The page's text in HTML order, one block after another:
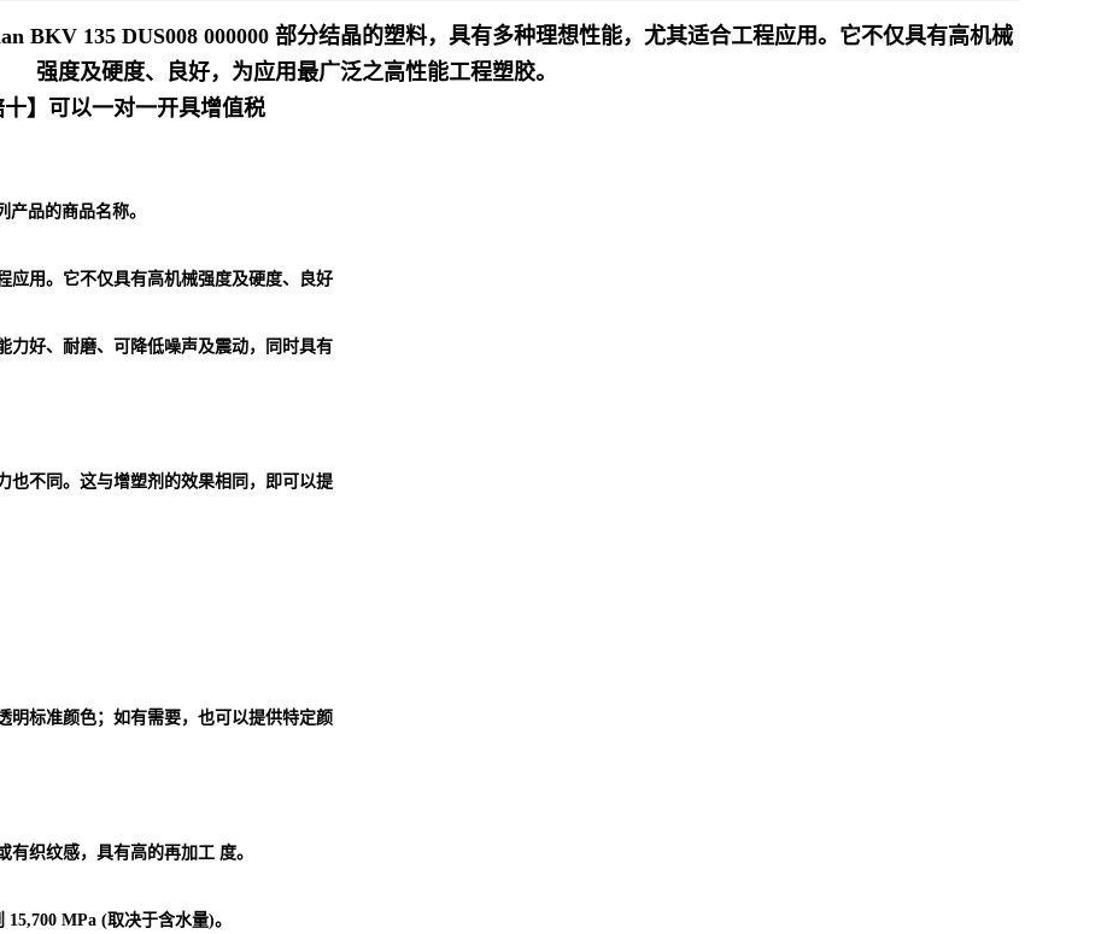
BKV 135 DUS008 000000 部分结晶的塑料，具有多种理想性能，尤其适合工程应用。它不仅具有高机械
强度及硬度、良好，为应用最广泛之高性能工程塑胶。
】可以一对一开具增值税
品的商品名称。
应用。它不仅具有高机械强度及硬度、良好
力好、耐磨、可降低噪声及震动，同时具有
也不同。这与增塑剂的效果相同，即可以提
明标准颜色；如有需要，也可以提供特定颜
织纹感，具有高的再加工 度。
MPa (取决于含水量)。